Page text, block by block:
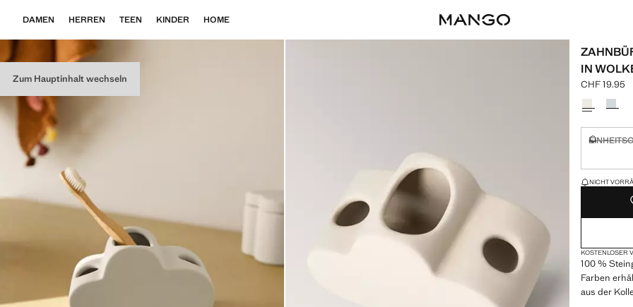
Zum Hauptinhalt wechseln
DAMEN HERREN TEEN KINDER HOME
IN
Aktueller
CHF 19.95
Wählen Sie
NUR WENIGE
NICHT
KOSTENLOSER
100 %
Farben
aus der